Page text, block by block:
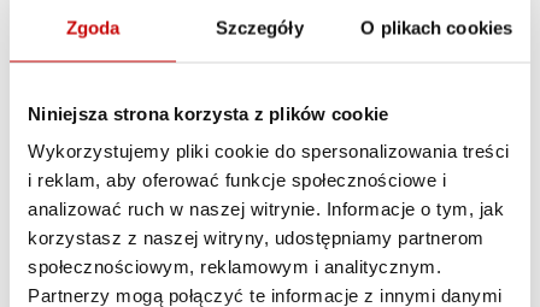
Zgoda Szczegóły O plikach cookies
Niniejsza strona korzysta z plików cookie
Wykorzystujemy pliki cookie do spersonalizowania treści
i reklam, aby oferować funkcje społecznościowe i
analizować ruch w naszej witrynie. Informacje o tym, jak
korzystasz z naszej witryny, udostępniamy partnerom
społecznościowym, reklamowym i analitycznym.
Partnerzy mogą połączyć te informacje z innymi danymi
uniwersalność
prostota instalacji
kompaktowe rozmiary
duże, gumowane przyciski
oddzielny wyłącznik - większe bezpieczeństwo
kodowane połączenie radiowe
zasięg do 30 metrów
moduł sterujący możliwy do montażu w skrzynce
z przekaźnikami